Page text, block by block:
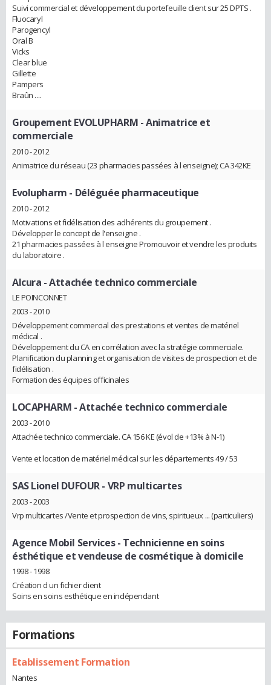
Suivi commercial et développement du portefeuille client sur 25 DPTS .
Fluocaryl
Parogencyl
Oral B
Vicks
Clear blue
Gillette
Pampers
Braûn ....
Groupement EVOLUPHARM - Animatrice et
commerciale
2010 - 2012
Animatrice du réseau (23 pharmacies passées à l enseigne); CA 342KE
Evolupharm - Déléguée pharmaceutique
2010 - 2012
Motivations et fidélisation des adhérents du groupement .
Développer le concept de l'enseigne .
21 pharmacies passées à l enseigne Promouvoir et vendre les produits
du laboratoire .
Alcura - Attachée technico commerciale
LE POINCONNET
2003 - 2010
Développement commercial des prestations et ventes de matériel
médical .
Développement du CA en corrélation avec la stratégie commerciale.
Planification du planning et organisation de visites de prospection et de
fidélisation .
Formation des équipes officinales
LOCAPHARM - Attachée technico commerciale
2003 - 2010
Attachée technico commerciale. CA 156 KE (évol de +13% à N-1)
Vente et location de matériel médical sur les départements 49 / 53
SAS Lionel DUFOUR- VRP multicartes
2003 - 2003
Vrp multicartes /Vente et prospection de vins, spiritueux ... (particuliers)
Agence Mobil Services- Technicienne en soins
ésthétique et vendeuse de cosmétique à domicile
1998 - 1998
Création d un fichier client
Soins en soins esthétique en indépendant
Formations
Etablissement Formation
Nantes